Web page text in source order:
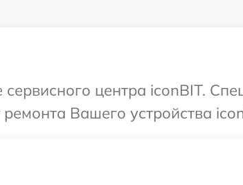
центра iconBIT.
Вашего устройства